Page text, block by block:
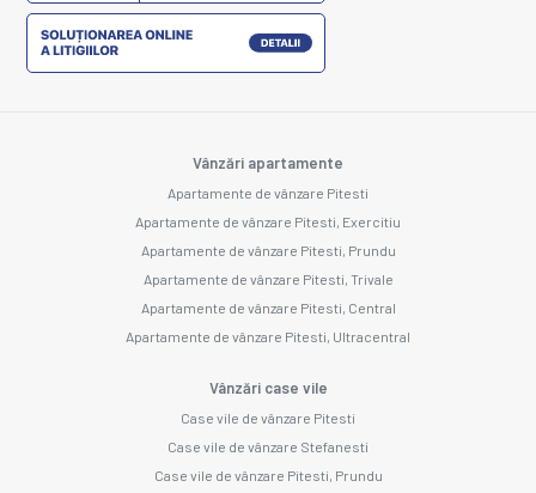
Vânzări apartamente
Apartamente de vânzare Pitesti
Apartamente de vânzare Pitesti, Exercitiu
Apartamente de vânzare Pitesti, Prundu
Apartamente de vânzare Pitesti, Trivale
Apartamente de vânzare Pitesti, Central
Apartamente de vânzare Pitesti, Ultracentral
Vânzări case vile
Case vile de vânzare Pitesti
Case vile de vânzare Stefanesti
Case vile de vânzare Pitesti, Prundu